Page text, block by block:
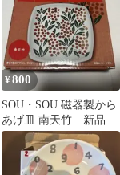
¥800
SOU・SOU 磁器製から
あげ皿 南天竹 新品